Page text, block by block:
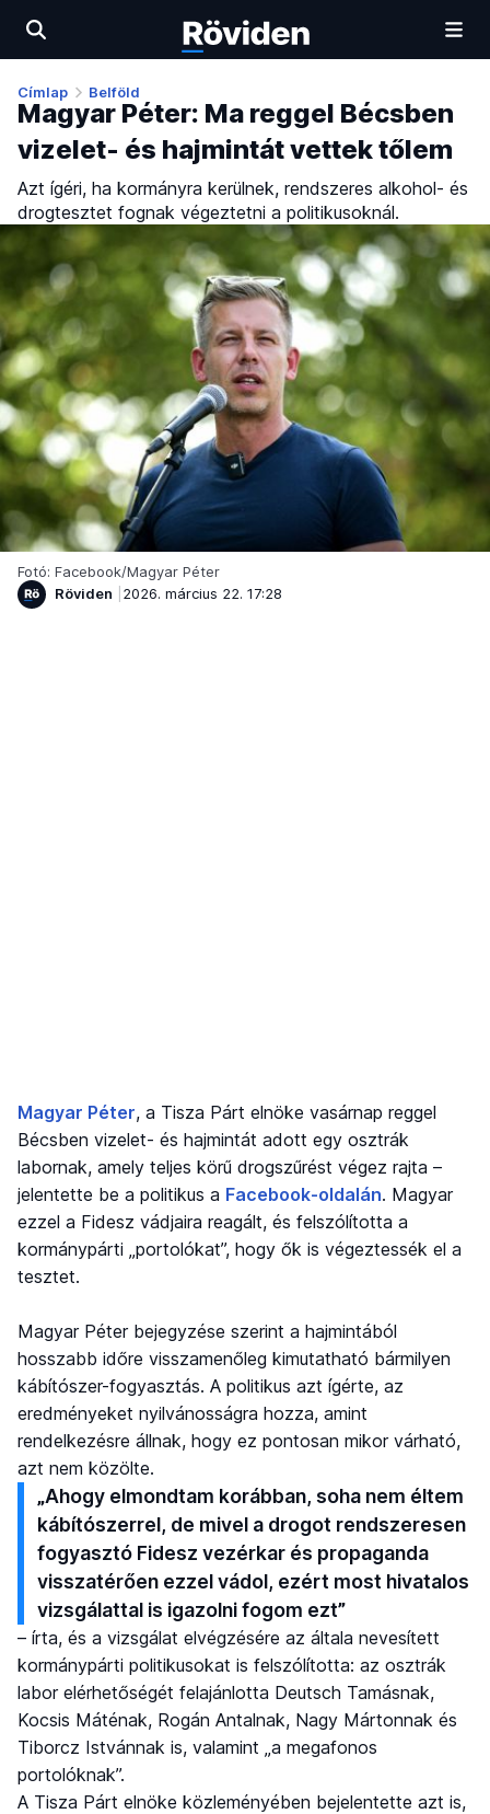
Címlap Belföld
Magyar Péter: Ma reggel Bécsben
vizelet- és hajmintát vettek tőlem
Azt ígéri, ha kormányra kerülnek, rendszeres alkohol- és
drogtesztet fognak végeztetni a politikusoknál.
Fotó: Facebook/Magyar Péter
Röviden
2026. március 22. 17:28
Magyar Péter, a Tisza Párt elnöke vasárnap reggel
Bécsben vizelet- és hajmintát adott egy osztrák
labornak, amely teljes körű drogszűrést végez rajta –
jelentette be a politikus a Facebook-oldalán. Magyar
ezzel a Fidesz vádjaira reagált, és felszólította a
kormánypárti „portolókat”, hogy ők is végeztessék el a
tesztet.
Magyar Péter bejegyzése szerint a hajmintából
hosszabb időre visszamenőleg kimutatható bármilyen
kábítószer-fogyasztás. A politikus azt ígérte, az
eredményeket nyilvánosságra hozza, amint
rendelkezésre állnak, hogy ez pontosan mikor várható,
azt nem közölte.
„Ahogy elmondtam korábban, soha nem éltem
kábítószerrel, de mivel a drogot rendszeresen
fogyasztó Fidesz vezérkar és propaganda
visszatérően ezzel vádol, ezért most hivatalos
vizsgálattal is igazolni fogom ezt”
– írta, és a vizsgálat elvégzésére az általa nevesített
kormánypárti politikusokat is felszólította: az osztrák
labor elérhetőségét felajánlotta Deutsch Tamásnak,
Kocsis Máténak, Rogán Antalnak, Nagy Mártonnak és
Tiborcz Istvánnak is, valamint „a megafonos
portolóknak”.
A Tisza Párt elnöke közleményében bejelentette azt is,